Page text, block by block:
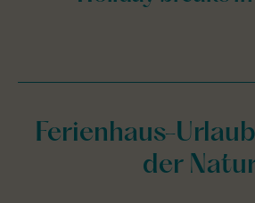
Ferienhaus-
der